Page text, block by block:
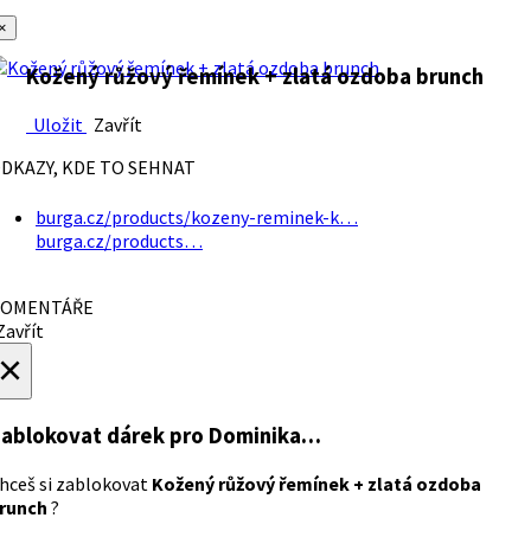
Kožený růžový řemínek + zlatá ozdoba brunch
Uložit Zavřít
KDE TO SEHNAT
burga.cz/products/kozeny-reminek-k…
burga.cz/products…
dárek pro Dominika…
si zablokovat Kožený růžový řemínek + zlatá ozdoba
?